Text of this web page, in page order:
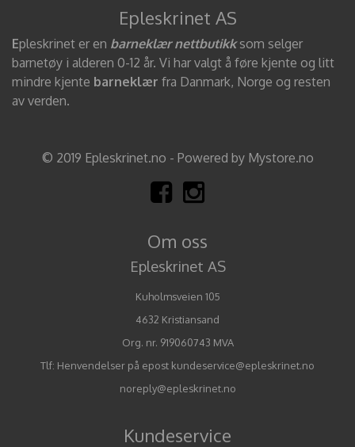
Epleskrinet AS
Epleskrinet er en barneklær nettbutikksom selger
barnetøy i alderen 0-12 år. Vi har valgt å føre kjente og litt
mindre kjente barneklær fra Danmark, Norge og resten
av verden.
© 2019 Epleskrinet.no - Powered by Mystore.no
Om oss
Epleskrinet AS
Kuholmsveien 105
4632 Kristiansand
Org. nr. 919060743 MVA
Tlf: Henvendelser på epost kundeservice@epleskrinet.no
noreply@epleskrinet.no
Kundeservice